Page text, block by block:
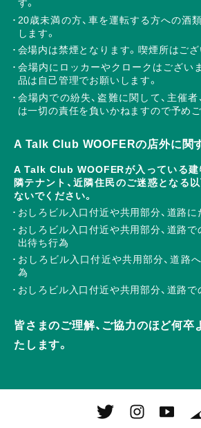
す。
20歳未満の方、車を運転する方への酒
します。
会場内は禁煙となります。喫煙所はござ
会場内にロッカーやクロークはござい
品は自己管理でお願いします。
会場内での紛失、盗難に関して、主催者
は一切の責任を負いかねますので予めご
A Talk Club WOOFERの店外に関
A Talk Club WOOFERが入っている建
隣テナント、近隣住民のご迷惑となる
ないでください。
おしろビル入口付近や共用部分、道路
おしろビル入口付近や共用部分、道路で
出待ち行為
おしろビル入口付近や共用部分、道路
為
おしろビル入口付近や共用部分、道路
皆さまのご理解、ご協力のほど何卒
たします。